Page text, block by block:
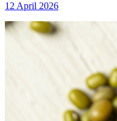
12 April 2026